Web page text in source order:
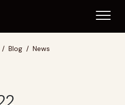
Blog News